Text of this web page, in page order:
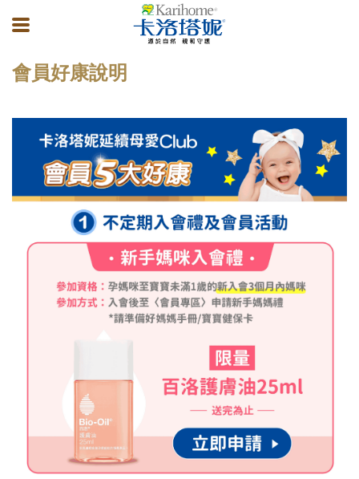
會員好康說明